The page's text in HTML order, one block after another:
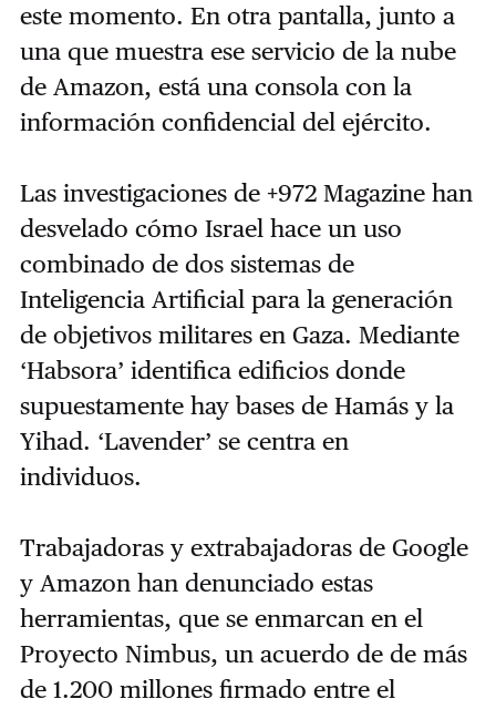
este momento. En otra pantalla, junto a
una que muestra ese servicio de la nube
de Amazon, está una consola con la
información confidencial del ejército.
Las investigaciones de +972 Magazine han
desvelado cómo Israel hace un uso
combinado de dos sistemas de
Inteligencia Artificial para la generación
de objetivos militares en Gaza. Mediante
‘Habsora’ identifica edificios donde
supuestamente hay bases de Hamás y la
Yihad. ‘Lavender’ se centra en
individuos.
Trabajadoras y extrabajadoras de Google
y Amazon han denunciado estas
herramientas, que se enmarcan en el
Proyecto Nimbus, un acuerdo de de más
de 1.200 millones firmado entre el